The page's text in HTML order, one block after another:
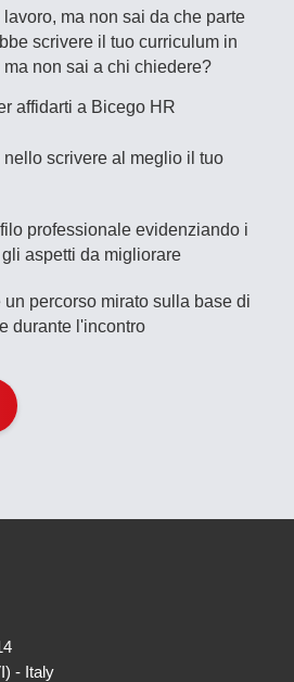
ma non sai da che parte
scrivere il tuo curriculum in
non sai a chi chiedere?
affidarti a Bicego HR
scrivere al meglio il tuo
professionale evidenziando i
aspetti da migliorare
percorso mirato sulla base di
durante l'incontro
- Italy